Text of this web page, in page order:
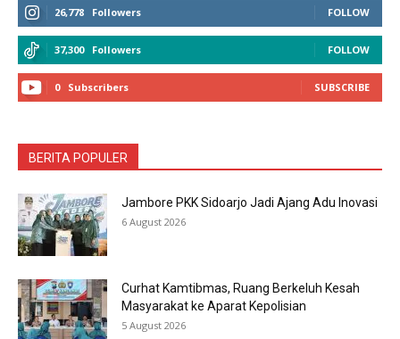
26,778 Followers FOLLOW
37,300 Followers FOLLOW
0 Subscribers SUBSCRIBE
BERITA POPULER
Jambore PKK Sidoarjo Jadi Ajang Adu Inovasi
6 August 2026
Curhat Kamtibmas, Ruang Berkeluh Kesah
Masyarakat ke Aparat Kepolisian
5 August 2026